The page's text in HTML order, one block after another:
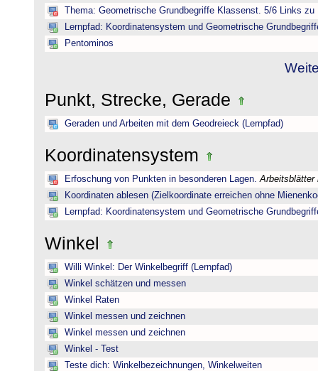
Thema: Geometrische Grundbegriffe Klassenst. 5/6 Links
Lernpfad: Koordinatensystem und Geometrische
Pentominos
Punkt, Strecke, Gerade
Geraden und Arbeiten mit dem Geodreieck (Lernpfad)
Koordinatensystem
Erfoschung von Punkten in besonderen Lagen. Arbeitsblätter
Koordinaten ablesen (Zielkoordinate erreichen ohne
Lernpfad: Koordinatensystem und Geometrische
Winkel
Willi Winkel: Der Winkelbegriff (Lernpfad)
Winkel schätzen und messen
Winkel Raten
Winkel messen und zeichnen
Winkel messen und zeichnen
Winkel - Test
Teste dich: Winkelbezeichnungen, Winkelweiten